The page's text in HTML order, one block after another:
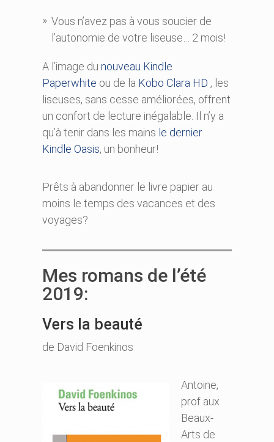
Vous n’avez pas à vous soucier de
l’autonomie de votre liseuse… 2 mois!
A l’image du nouveau Kindle
Paperwhite ou de la Kobo Clara HD , les
liseuses, sans cesse améliorées, offrent
un confort de lecture inégalable. Il n’y a
qu’à tenir dans les mains le dernier
Kindle Oasis, un bonheur!
Prêts à abandonner le livre papier au
moins le temps des vacances et des
voyages?
Mes romans de l’été
2019:
Vers la beauté
de David Foenkinos
Antoine,
prof aux
Beaux-
Arts de